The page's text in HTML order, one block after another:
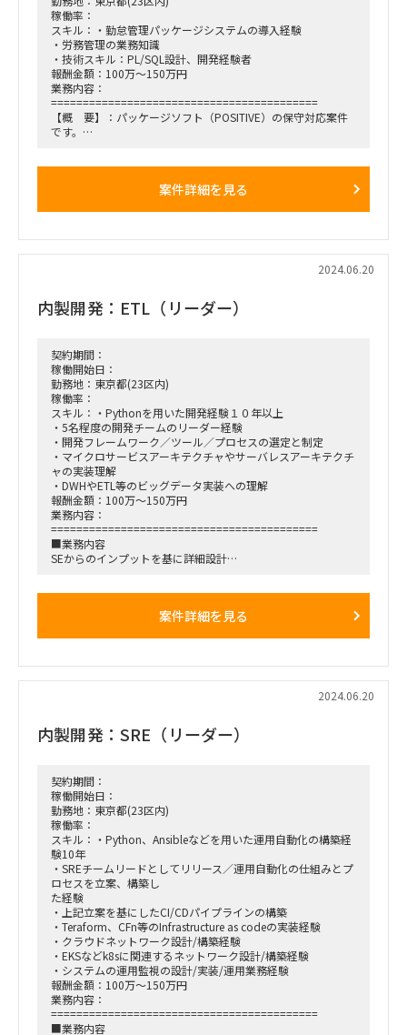
稼働率：
スキル：・勤怠管理パッケージシステムの導入経験
・労務管理の業務知識
・技術スキル：PL/SQL設計、開発経験者
報酬金額：100万～150万円
業務内容：
==========================================
【概 要】：パッケージソフト（POSITIVE）の保守対応案件
です。
==========================================
案件詳細を見る
2024.06.20
内製開発：ETL（リーダー）
契約期間：
稼働開始日：
勤務地：東京都(23区内)
稼働率：
スキル：・Pythonを用いた開発経験１０年以上
・5名程度の開発チームのリーダー経験
・開発フレームワーク／ツール／プロセスの選定と制定
・マイクロサービスアーキテクチャやサーバレスアーキテクチ
ャの実装理解
・DWHやETL等のビッグデータ実装への理解
報酬金額：100万～150万円
業務内容：
==========================================
■業務内容
SEからのインプットを基に詳細設計
必要スキルに加え、現状稼働しているメンバーの以下のスキル
要件を満たすこと
・Pythonを用いた開発経験５年以上
・Pandasライブラリを用いた開発経験
・Data Pipeline構築経験（ETL開発経験）
・AWS上でのシステム開発経験
・Lambdaなどのサーバーレス開発経験
・RDBを用いたシステム開発の経験
・OSSを活用したシステム開発経験（Kafka, MySQL,
MongoDB…）
・AWSのマネージドサービス利用経験
（Redshift,SMS/SQS,RDS）
・アジャイルでのシステム開発経験
・JIRA/Confulence相当を利用した開発経験
■稼働時間/生産幅
稼働時間： 9：00 - 18：00
固定清算：稼働幅は140h - 180h
■稼働場所
案件詳細を見る
2024.06.20
内製開発：SRE（リーダー）
契約期間：
稼働開始日：
勤務地：東京都(23区内)
稼働率：
スキル：・Python、Ansibleなどを用いた運用自動化の構築経
験10年
・SREチームリードとしてリリース／運用自動化の仕組みとプ
ロセスを立案、構築し
た経験
・上記立案を基にしたCI/CDパイプラインの構築
・Teraform、CFn等のInfrastructure as codeの実装経験
・クラウドネットワーク設計/構築経験
・EKSなどk8sに関連するネットワーク設計/構築経験
・システムの運用監視の設計/実装/運用業務経験
報酬金額：100万～150万円
業務内容：
==========================================
■業務内容